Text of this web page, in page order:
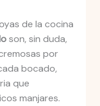
de la cocina
son, sin duda,
por
bocado,
que
manjares.